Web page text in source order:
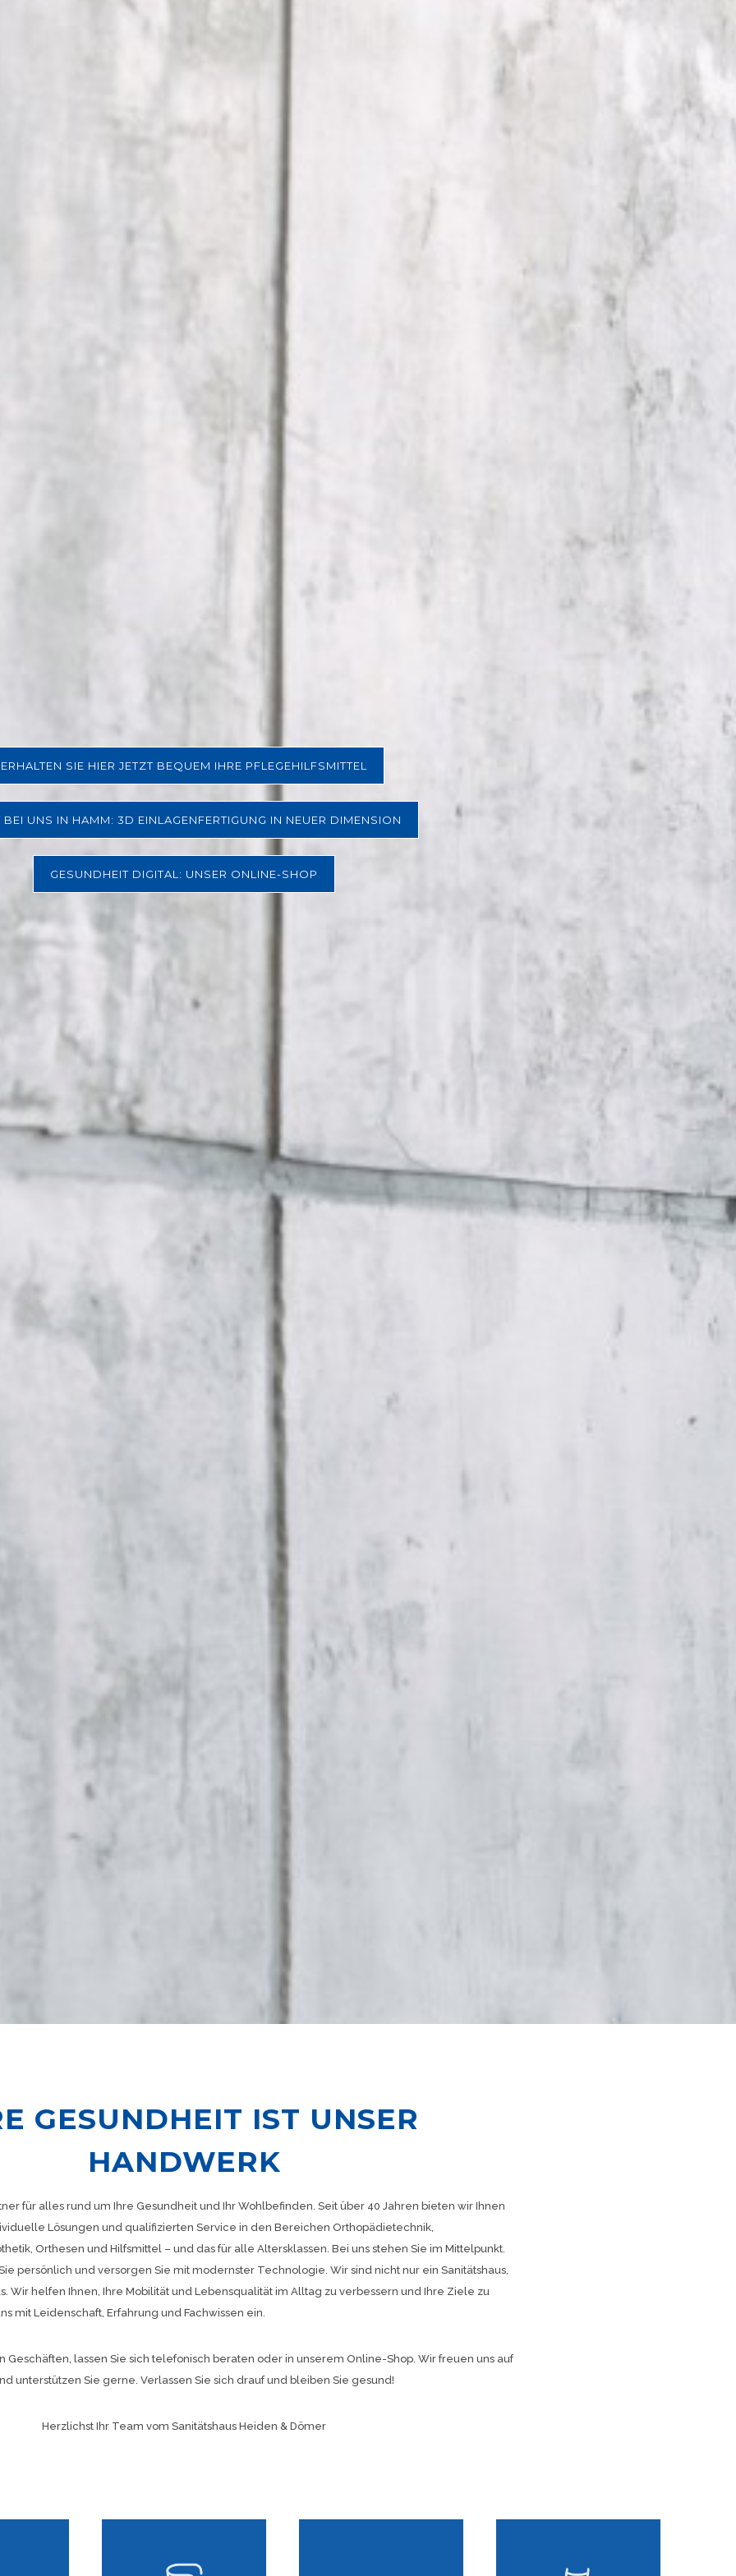
ERHALTEN SIE HIER JETZT BEQUEM IHRE PFLEGEHILFSMITTEL
BEI UNS IN HAMM: 3D EINLAGENFERTIGUNG IN NEUER DIMENSION
GESUNDHEIT DIGITAL: UNSER ONLINE-SHOP
GESUNDHEIT IST UNSER
HANDWERK
für alles rund um Ihre Gesundheit und Ihr Wohlbefinden. Seit über 40 Jahren bieten wir Ihnen
Lösungen und qualifizierten Service in den Bereichen Orthopädietechnik,
Orthesen und Hilfsmittel – und das für alle Altersklassen. Bei uns stehen Sie im Mittelpunkt.
persönlich und versorgen Sie mit modernster Technologie. Wir sind nicht nur ein Sanitätshaus,
Wir helfen Ihnen, Ihre Mobilität und Lebensqualität im Alltag zu verbessern und Ihre Ziele zu
mit Leidenschaft, Erfahrung und Fachwissen ein.
Geschäften, lassen Sie sich telefonisch beraten oder in unserem Online-Shop. Wir freuen uns auf
unterstützen Sie gerne. Verlassen Sie sich drauf und bleiben Sie gesund!
Herzlichst Ihr Team vom Sanitätshaus Heiden & Dömer